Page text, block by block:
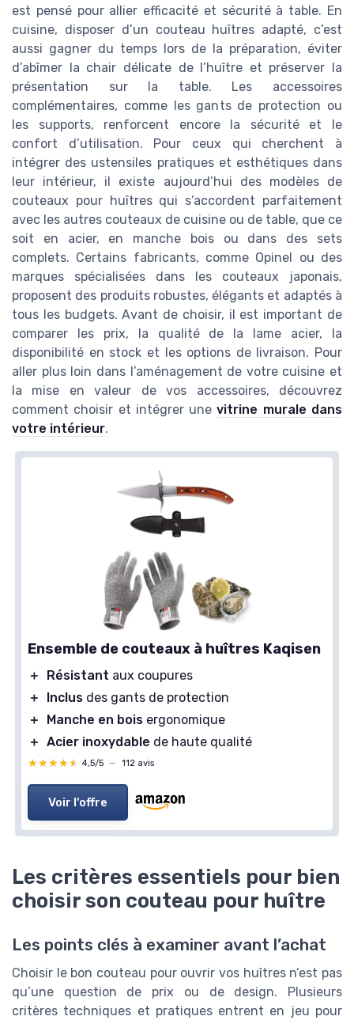
est pensé pour allier efficacité et sécurité à table. En
cuisine, disposer d’un couteau huîtres adapté, c’est
aussi gagner du temps lors de la préparation, éviter
d’abîmer la chair délicate de l’huître et préserver la
présentation sur la table. Les accessoires
complémentaires, comme les gants de protection ou
les supports, renforcent encore la sécurité et le
confort d’utilisation. Pour ceux qui cherchent à
intégrer des ustensiles pratiques et esthétiques dans
leur intérieur, il existe aujourd’hui des modèles de
couteaux pour huîtres qui s’accordent parfaitement
avec les autres couteaux de cuisine ou de table, que ce
soit en acier, en manche bois ou dans des sets
complets. Certains fabricants, comme Opinel ou des
marques spécialisées dans les couteaux japonais,
proposent des produits robustes, élégants et adaptés à
tous les budgets. Avant de choisir, il est important de
comparer les prix, la qualité de la lame acier, la
disponibilité en stock et les options de livraison. Pour
aller plus loin dans l’aménagement de votre cuisine et
la mise en valeur de vos accessoires, découvrez
comment choisir et intégrer unevitrine murale dans
votre intérieur.
Ensemble de couteaux à huîtres Kaqisen
＋ Résistant aux coupures
＋
Inclus des gants de protection
＋
Manche en bois ergonomique
＋ Acier inoxydable de haute qualité
★★★★★
★★★★★ 4,5/5 — 112 avis
Voir l'offre
Les critères essentiels pour bien
choisir son couteau pour huître
Les points clés à examiner avant l’achat
Choisir le bon couteau pour ouvrir vos huîtres n’est pas
qu’une question de prix ou de design. Plusieurs
critères techniques et pratiques entrent en jeu pour